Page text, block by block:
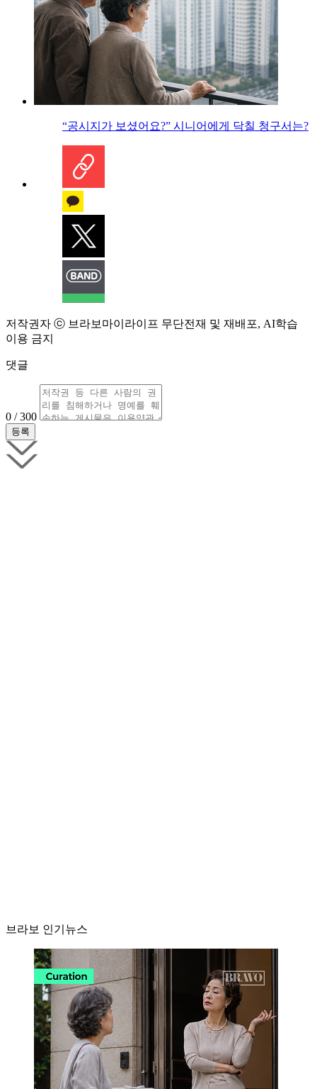
“공시지가 보셨어요?” 시니어에게 닥칠 청구서는?
저작권자 ⓒ 브라보마이라이프 무단전재 및 재배포, AI학습
이용 금지
댓글
0 / 300
브라보 인기뉴스